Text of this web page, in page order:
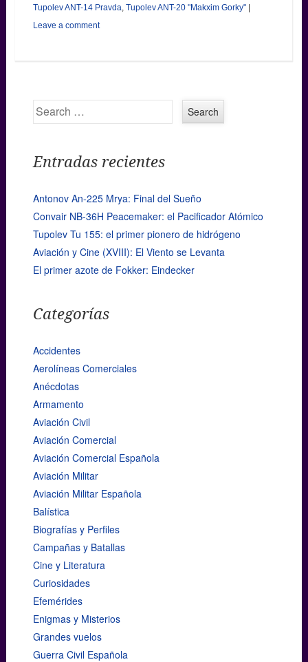
Tupolev ANT-14 Pravda, Tupolev ANT-20 "Makxim Gorky"
Leave a comment
Search
Entradas recientes
Antonov An-225 Mrya: Final del Sueño
Convair NB-36H Peacemaker: el Pacificador Atómico
Tupolev Tu 155: el primer pionero de hidrógeno
Aviación y Cine (XVIII): El Viento se Levanta
El primer azote de Fokker: Eindecker
Categorías
Accidentes
Aerolíneas Comerciales
Anécdotas
Armamento
Aviación Civil
Aviación Comercial
Aviación Comercial Española
Aviación Militar
Aviación Militar Española
Balística
Biografías y Perfiles
Campañas y Batallas
Cine y Literatura
Curiosidades
Efemérides
Enigmas y Misterios
Grandes vuelos
Guerra Civil Española